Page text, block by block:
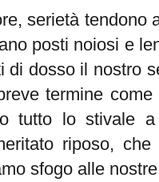
serietà tendono
posti noiosi e
di dosso il nostro
termine
tutto lo stivale
riposo,
sfogo alle